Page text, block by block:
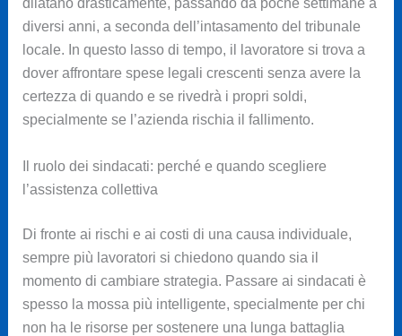
dilatano drasticamente, passando da poche settimane a
diversi anni, a seconda dell’intasamento del tribunale
locale. In questo lasso di tempo, il lavoratore si trova a
dover affrontare spese legali crescenti senza avere la
certezza di quando e se rivedrà i propri soldi,
specialmente se l’azienda rischia il fallimento.
Il ruolo dei sindacati: perché e quando scegliere
l’assistenza collettiva
Di fronte ai rischi e ai costi di una causa individuale,
sempre più lavoratori si chiedono quando sia il
momento di cambiare strategia. Passare ai sindacati è
spesso la mossa più intelligente, specialmente per chi
non ha le risorse per sostenere una lunga battaglia